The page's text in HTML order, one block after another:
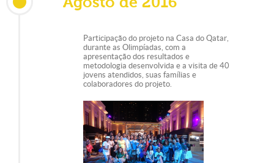
Participação do projeto na Casa do Qatar,
durante as Olimpíadas, com a
apresentação dos resultados e
metodologia desenvolvida e a visita de 40
jovens atendidos, suas famílias e
colaboradores do projeto.